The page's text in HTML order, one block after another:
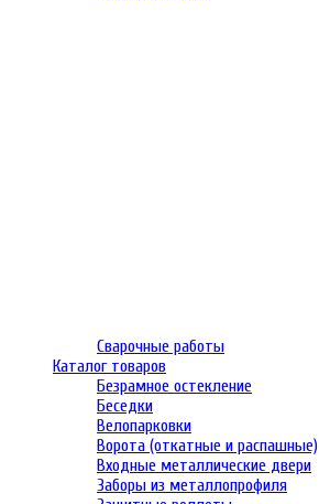
Сварочные работы
Каталог товаров
Безрамное остекление
Беседки
Велопарковки
Ворота (откатные и распашные)
Входные металлические двери
Заборы из металлопрофиля